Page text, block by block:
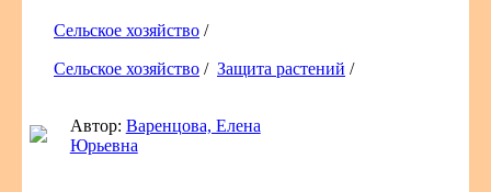
Сельское хозяйство /
Сельское хозяйство / Защита растений /
Автор: Варенцова, Елена
Юрьевна